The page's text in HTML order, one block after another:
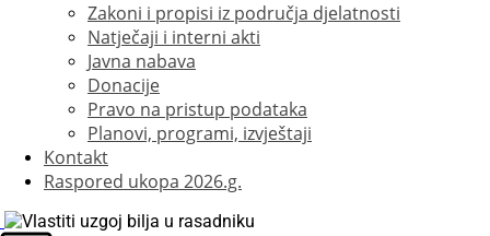
Zakoni i propisi iz područja djelatnosti
Natječaji i interni akti
Javna nabava
Donacije
Pravo na pristup podataka
Planovi, programi, izvještaji
Kontakt
Raspored ukopa 2026.g.